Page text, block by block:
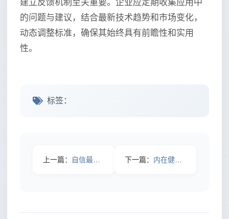
建立反馈机制至关重要。企业应定期收集应用中
的问题与建议，结合最新技术趋势和市场变化，
动态调整标准，确保其始终具有前瞻性和实用
性。
标签：
上一篇： 自信最重要：如何突破心理壁垒打造坚不可摧的内心 下一篇： 内在健康外在美：从内到外的完美蜕变秘诀